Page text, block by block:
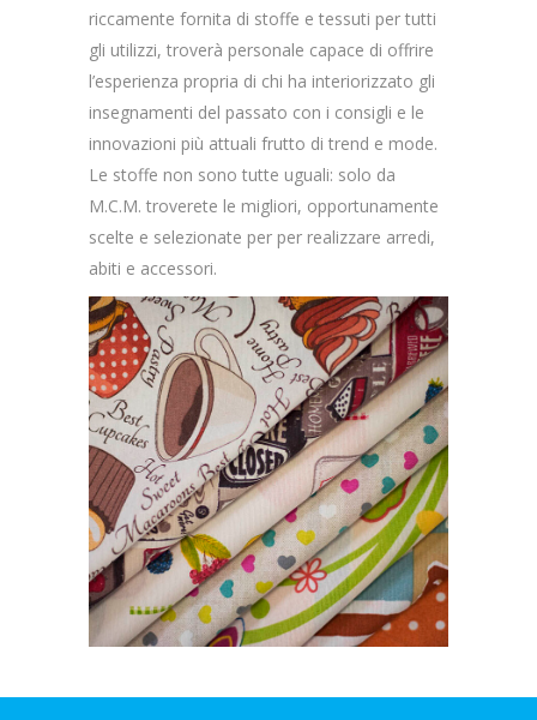
riccamente fornita di stoffe e tessuti per tutti
gli utilizzi, troverà personale capace di offrire
l’esperienza propria di chi ha interiorizzato gli
insegnamenti del passato con i consigli e le
innovazioni più attuali frutto di trend e mode.
Le stoffe non sono tutte uguali: solo da
M.C.M. troverete le migliori, opportunamente
scelte e selezionate per per realizzare arredi,
abiti e accessori.